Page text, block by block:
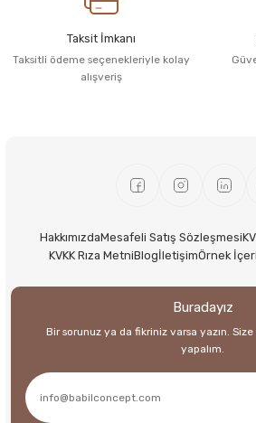
Taksit İmkanı
Taksitli ödeme seçenekleriyle kolay
alışveriş
HakkımızdaMesafeli Satış Sözleşmesi
KVKK Rıza MetniBlogİletişimÖrnek
Buradayız
Bir sorunuz ya da fikriniz varsa yazın. Size
yapalım.